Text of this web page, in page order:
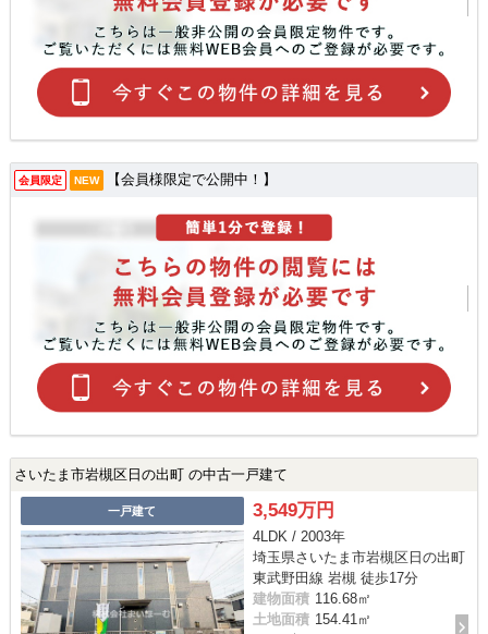
会員限定 NEW 【会員様限定で公開中！】
さいたま市岩槻区日の出町 の中古一戸建て
一戸建て 3,549万円
4LDK / 2003年
埼玉県さいたま市岩槻区日の出町
東武野田線 岩槻 徒歩17分
建物面積 116.68㎡
土地面積 154.41㎡